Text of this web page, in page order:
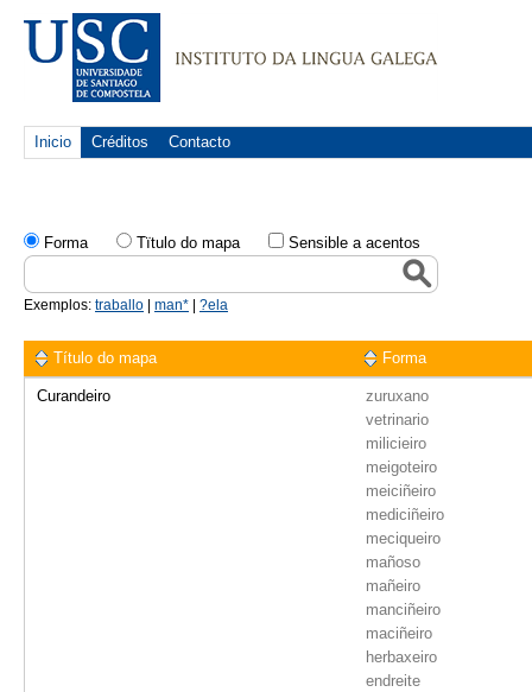
Inicio Créditos Contacto
Forma Tïtulo do mapa Sensible a acentos
Exemplos: traballo man* ?ela
Título do mapa Forma
Curandeiro
zuruxano
vetrinario
milicieiro
meigoteiro
meiciñeiro
mediciñeiro
meciqueiro
mañoso
mañeiro
manciñeiro
maciñeiro
herbaxeiro
endreite